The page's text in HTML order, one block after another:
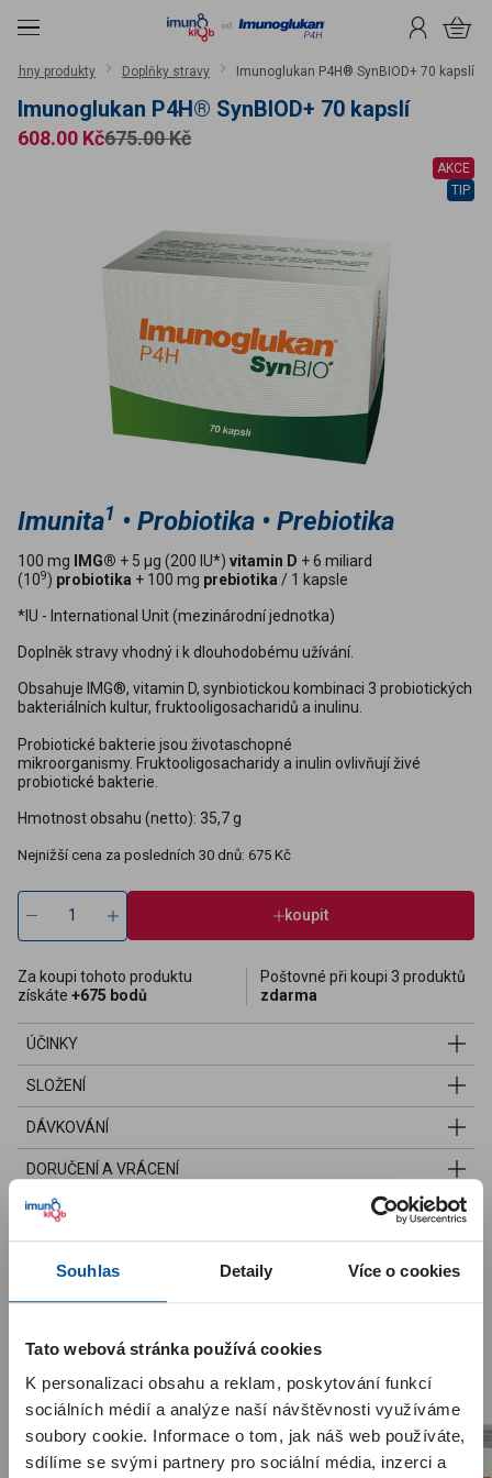
Souhlas Detaily Více o cookies
Tato webová stránka používá cookies
K personalizaci obsahu a reklam, poskytování funkcí
sociálních médií a analýze naší návštěvnosti využíváme
soubory cookie. Informace o tom, jak náš web používáte,
sdílíme se svými partnery pro sociální média, inzerci a
na obsah
Menu PřihlášeníKošík
produkty Doplňky stravy Imunoglukan P4H® SynBIOD+ 70 kapslí
Imunoglukan P4H® SynBIOD+ 70 kapslí
AKCE
TIP
675.00 Kč
Cena
608.00 Kč
Imunita1 • Probiotika • Prebiotika
100 mg IMG® + 5 µg (200 IU*) vitamin D + 6 miliard
(109) probiotika + 100 mg prebiotika / 1 kapsle
*IU - International Unit (mezinárodní jednotka)
Doplněk stravy vhodný i k dlouhodobému užívání.
Obsahuje IMG®, vitamin D, synbiotickou kombinaci 3 probiotických
bakteriálních kultur, fruktooligosacharidů a inulinu.
Probiotické bakterie jsou životaschopné
mikroorganismy. Fruktooligosacharidy a inulin ovlivňují živé
probiotické bakterie.
Hmotnost obsahu (netto): 35,7 g
Nejnižší cena za posledních 30 dnů: 675 Kč
koupit
Za koupi tohoto produktu
získáte +675 bodů
Poštovné při koupi 3 produktů
zdarma
ÚČINKY
SLOŽENÍ
DÁVKOVÁNÍ
DORUČENÍ A VRÁCENÍ
Podívejte se také na naše další
produkty
Upozornění pro zákazníky
Milí zákazníci, spustili jsme pro vásnový Imunoklub. Kódy z
krabiček už není potřeba zadávat – body za nákup se vám
automaticky připíší po zaplacení objednávky. Body ze starého
Imunoklubu se do nového nepřenášejí a začínají se sbírat od
začátku. Po registraci nebo po prvním přihlášení začínáte na